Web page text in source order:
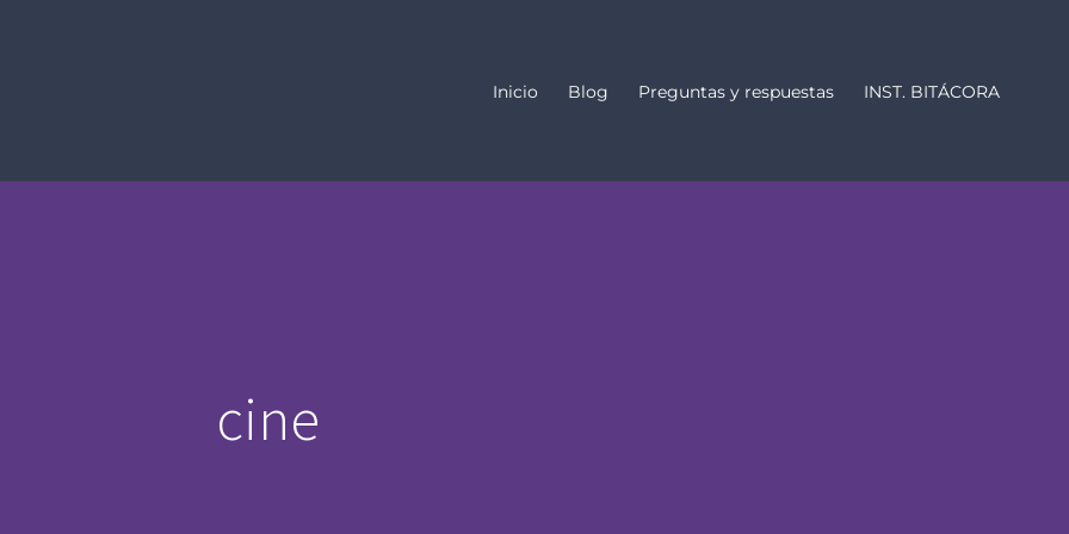
Inicio Blog Preguntas y respuestas INST. BITÁCORA
cine